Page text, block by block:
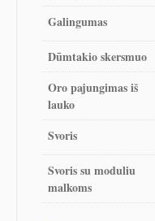
Galingumas
Dūmtakio skersmuo
Oro pajungimas iš
lauko
Svoris
Svoris su moduliu
malkoms